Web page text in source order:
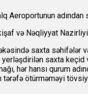
Aeroportunun
və Nəqliyyat
saxta səhifələr
saxta
hər hansı qurum
tərəfə ötürməməyi